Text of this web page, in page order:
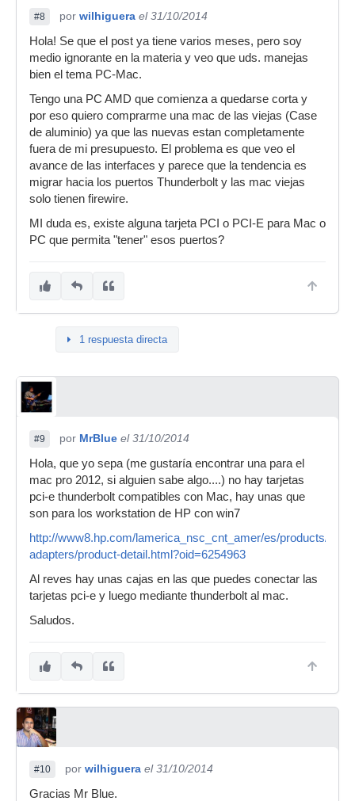
#8 por wilhiguera el 31/10/2014
Hola! Se que el post ya tiene varios meses, pero soy
medio ignorante en la materia y veo que uds. manejas
bien el tema PC-Mac.
Tengo una PC AMD que comienza a quedarse corta y
por eso quiero comprarme una mac de las viejas (Case
de aluminio) ya que las nuevas estan completamente
fuera de mi presupuesto. El problema es que veo el
avance de las interfaces y parece que la tendencia es
migrar hacia los puertos Thunderbolt y las mac viejas
solo tienen firewire.
MI duda es, existe alguna tarjeta PCI o PCI-E para Mac o
PC que permita "tener" esos puertos?
1 respuesta directa
#9 por MrBlue el 31/10/2014
Hola, que yo sepa (me gustaría encontrar una para el
mac pro 2012, si alguien sabe algo....) no hay tarjetas
pci-e thunderbolt compatibles con Mac, hay unas que
son para los workstation de HP con win7
http://www8.hp.com/lamerica_nsc_cnt_amer/es/products/iss-
adapters/product-detail.html?oid=6254963
Al reves hay unas cajas en las que puedes conectar las
tarjetas pci-e y luego mediante thunderbolt al mac.
Saludos.
#10 por wilhiguera el 31/10/2014
Gracias Mr Blue.